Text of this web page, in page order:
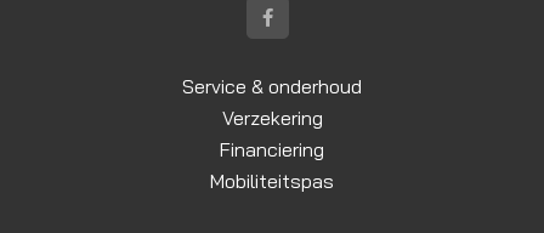
Service & onderhoud
Verzekering
Financiering
Mobiliteitspas